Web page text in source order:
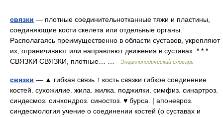
связки — плотные соединительнотканные тяжи и пластины,
соединяющие кости скелета или отдельные органы.
Располагаясь преимущественно в области суставов, укрепляют
их, ограничивают или направляют движения в суставах. * * *
СВЯЗКИ СВЯЗКИ, плотные… …
Энциклопедический словарь
связки — ▲ гибкая связь ↑ кость связки гибкое соединение
костей. сухожилие. жила. жилка. поджилки. симфиз. синартроз.
синдесмоз. синхондроз. синостоз. ♥ бурса. | апоневроз.
синдесмология учение о соединении костей (о суставах и